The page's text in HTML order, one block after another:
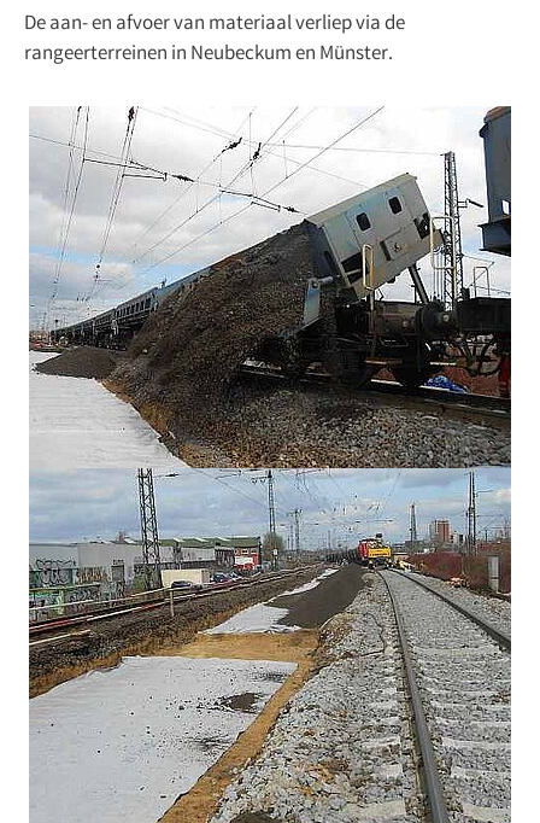
De aan- en afvoer van materiaal verliep via de
rangeerterreinen in Neubeckum en Münster.